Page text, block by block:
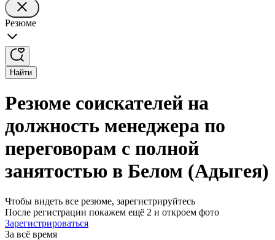
Резюме
Найти
Резюме соискателей на
должность менеджера по
переговорам с полной
занятостью в Белом (Адыгея)
Чтобы видеть все резюме, зарегистрируйтесь
После регистрации покажем ещё 2 и откроем фото
Зарегистрироваться
За всё время